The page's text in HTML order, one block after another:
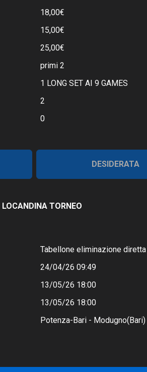
18,00€
15,00€
25,00€
primi 2
1 LONG SET AI 9 GAMES
2
0
DESIDERATA
LOCANDINA TORNEO
Tabellone eliminazione diretta
24/04/26 09:49
13/05/26 18:00
13/05/26 18:00
Potenza-Bari - Modugno(Bari)